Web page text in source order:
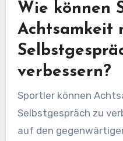
Wie können
Achtsamkeit
verbessern?
Sportler können
Selbstgespräch zu
auf den